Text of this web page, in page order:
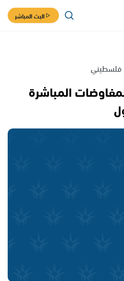
البث المباشر
فلسطيني
المباشرة